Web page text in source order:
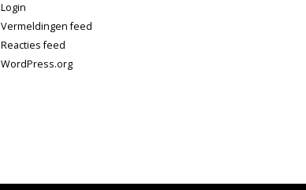
Login
Vermeldingen feed
Reacties feed
WordPress.org